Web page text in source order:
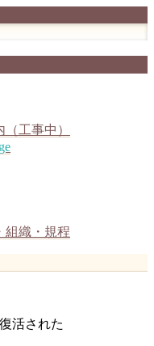
工事中）
組織・規程
活された